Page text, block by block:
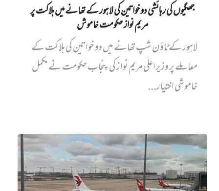
جھگیوں کی رہائشی دو خواتین کی لاہور کے تھانے میں‌ ہلاکت پر
مریم نواز حکومت خاموش
لاہور کے ٹاؤن شپ تھانے میں دو خواتین کی ہلاکت کے
معاملے پر وزیراعلٰی مریم نواز کی پنجاب حکومت نے مکمل
خاموشی اختیار...